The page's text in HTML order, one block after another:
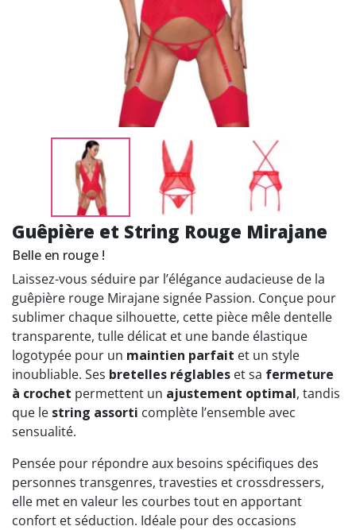
Guêpière et String Rouge Mirajane
Belle en rouge !
Laissez-vous séduire par l’élégance audacieuse de la
guêpière rouge Mirajane signée Passion. Conçue pour
sublimer chaque silhouette, cette pièce mêle dentelle
transparente, tulle délicat et une bande élastique
logotypée pour un maintien parfait et un style
inoubliable. Ses bretelles réglables et sa fermeture
à crochet permettent un ajustement optimal, tandis
que le string assorti complète l’ensemble avec
sensualité.
Pensée pour répondre aux besoins spécifiques des
personnes transgenres, travesties et crossdressers,
elle met en valeur les courbes tout en apportant
confort et séduction. Idéale pour des occasions